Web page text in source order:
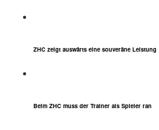
ZHC zeigt auswärts eine souveräne Leistung
Beim ZHC muss der Trainer als Spieler ran